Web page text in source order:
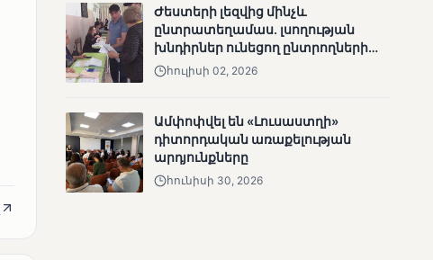
նախնական
պաշտոնական
արդյունքները․ ՈՒՂԻՂ
Ժեստերի լեզվից մինչև
ընտրատեղամաս. լսողության
խնդիրներ ունեցող ընտրողների
ճանապարհը
հուլիսի 02, 2026
Ամփոփվել են «Լուսաստղի»
դիտորդական առաքելության
արդյունքները
հունիսի 30, 2026